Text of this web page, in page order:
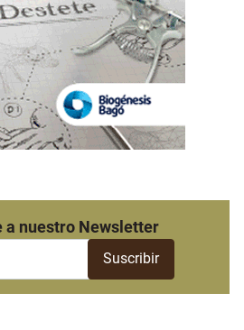
a nuestro Newsletter